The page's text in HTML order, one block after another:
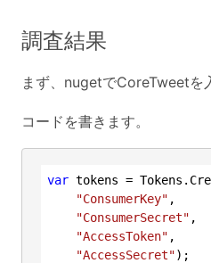
調査結果
まず、nugetでCoreTweetを
コードを書きます。
var tokens =
"ConsumerKey" ,
"ConsumerSecret" ,
"AccessToken" ,
"AccessSecret");